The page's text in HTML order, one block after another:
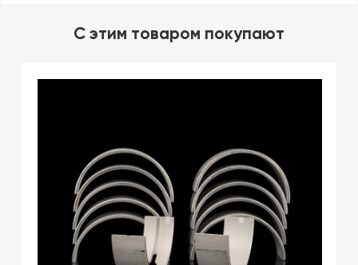
C этим товаром покупают